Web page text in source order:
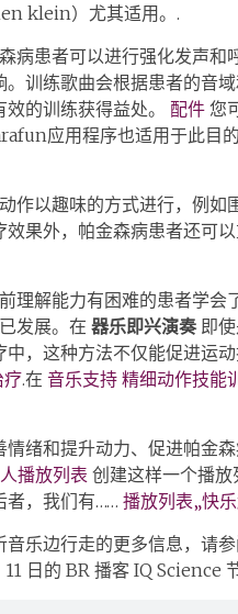
klein）尤其适用。.
病患者可以进行强化发声和
。训练歌曲会根据患者的音
的训练获得益处。 配件 您
应用程序也适用于此目
作以趣味的方式进行，例如
果外，帕金森病患者还可
理解能力有困难的患者学会
已发展。在 器乐即兴演奏 即
，这种方法不仅能促进运
疗.在 音乐支持 精细动作技能
情绪和提升动力、促进帕金
播放列表 创建这样一个播
者，我们有…… 播放列表„快
乐边行走的更多信息，请
日的 BR 播客 IQ Science